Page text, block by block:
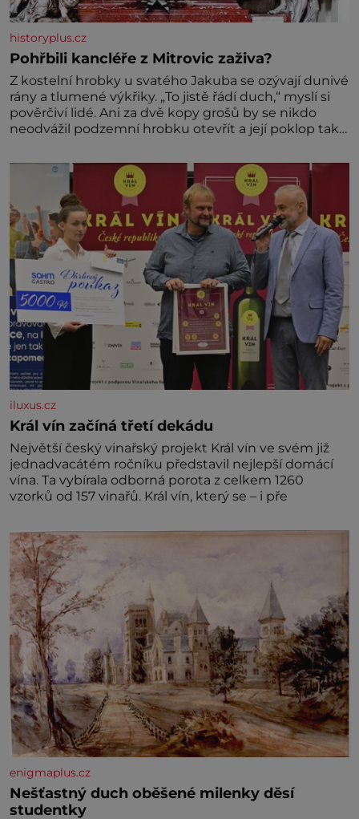
historyplus.cz
Pohřbili kancléře z Mitrovic zaživa?
Z kostelní hrobky u svatého Jakuba se ozývají dunivé
rány a tlumené výkřiky. „To jistě řádí duch,“ myslí si
pověrčiví lidé. Ani za dvě kopy grošů by se nikdo
neodvážil podzemní hrobku otevřít a její poklop tak
divné burácení skutečně ustane. Když o mnoho let
později hrobku
iluxus.cz
Král vín začíná třetí dekádu
Největší český vinařský projekt Král vín ve svém již
jednadvacátém ročníku představil nejlepší domácí
vína. Ta vybírala odborná porota z celkem 1260
vzorků od 157 vinařů. Král vín, který se – i pře
enigmaplus.cz
Nešťastný duch oběšené milenky děsí
studentky